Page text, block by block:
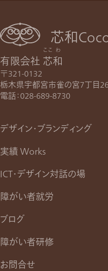
芯和
有限会社 芯
ここ
和
わ
〒321-0132
栃木県宇都宮市雀の宮7丁目
電話：028-689-8730
デザイン・ブランディング
実績 Works
ICT・デザイン対話の場
障がい者就労
ブログ
障がい者研修
お問合せ